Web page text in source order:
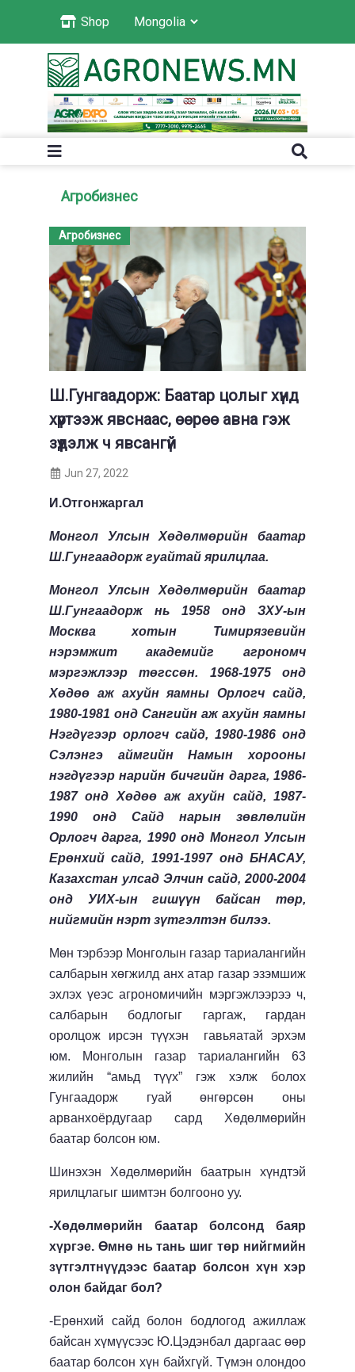
Shop
Агробизнес
Агробизнес
Ш.Гунгаадорж: Баатар цолыг хүнд
хүртээж явснаас, өөрөө авна гэж
зүүдэлж ч явсангүй
Jun 27, 2022
И.Отгонжаргал
Монгол Улсын Хөдөлмөрийн баатар
Ш.Гунгаадорж гуайтай ярилцлаа.
Монгол Улсын Хөдөлмөрийн баатар
Ш.Гунгаадорж нь 1958 онд ЗХУ-ын
Москва хотын Тимирязевийн
нэрэмжит академийг агрономч
мэргэжлээр төгссөн. 1968-1975 онд
Хөдөө аж ахуйн яамны Орлогч сайд,
1980-1981 онд Сангийн аж ахуйн яамны
Нэгдүгээр орлогч сайд, 1980-1986 онд
Сэлэнгэ аймгийн Намын хорооны
нэгдүгээр нарийн бичгийн дарга, 1986-
1987 онд Хөдөө аж ахуйн сайд, 1987-
1990 онд Сайд нарын зөвлөлийн
Орлогч дарга, 1990 онд Монгол Улсын
Ерөнхий сайд, 1991-1997 онд БНАСАУ,
Казахстан улсад Элчин сайд, 2000-2004
онд УИХ-ын гишүүн байсан төр,
нийгмийн нэрт зүтгэлтэн билээ.
Мөн тэрбээр Монголын газар тариалангийн
салбарын хөгжилд анх атар газар эзэмшиж
эхлэх үеэс агрономичийн мэргэжлээрээ ч,
салбарын бодлогыг гаргаж, гардан
оролцож ирсэн түүхэн гавьяатай эрхэм
юм. Монголын газар тариалангийн 63
жилийн “амьд түүх” гэж хэлж болох
Гунгаадорж гуай өнгөрсөн оны
арванхоёрдугаар сард Хөдөлмөрийн
баатар болсон юм.
Шинэхэн Хөдөлмөрийн баатрын хүндтэй
ярилцлагыг шимтэн болгооно уу.
-Хөдөлмөрийн баатар болсонд баяр
хүргэе. Өмнө нь тань шиг төр нийгмийн
зүтгэлтнүүдээс баатар болсон хүн хэр
олон байдаг бол?
-Ерөнхий сайд болон бодлогод ажиллаж
байсан хүмүүсээс Ю.Цэдэнбал даргаас өөр
баатар болсон хүн байхгүй. Түмэн олондоо